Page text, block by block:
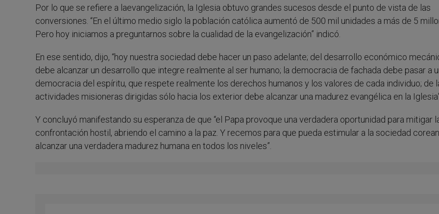
Por lo que se refiere a laevangelización, la Iglesia obtuvo grandes sucesos desde el punto de vista de las
conversiones. “En el último medio siglo la población católica aumentó de 500 mil unidades a más de 5
Pero hoy iniciamos a preguntarnos sobre la cualidad de la evangelización” indicó.
En ese sentido, dijo, “hoy nuestra sociedad debe hacer un paso adelante; del desarrollo económico
debe alcanzar un desarrollo que integre realmente al ser humano; la democracia de fachada debe pasar a
democracia del espíritu, que respete realmente los derechos humanos y los valores de cada individuo; de
actividades misioneras dirigidas sólo hacia los exterior debe alcanzar una madurez evangélica en la
Y concluyó manifestando su esperanza de que “el Papa provoque una verdadera oportunidad para mitigar
confrontación hostil, abriendo el camino a la paz. Y recemos para que pueda estimular a la sociedad
alcanzar una verdadera madurez humana en todos los niveles”.